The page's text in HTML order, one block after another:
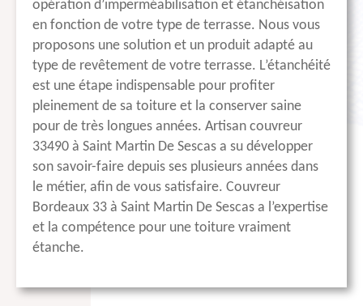
opération d’imperméabilisation et étanchéisation
en fonction de votre type de terrasse. Nous vous
proposons une solution et un produit adapté au
type de revêtement de votre terrasse. L’étanchéité
est une étape indispensable pour profiter
pleinement de sa toiture et la conserver saine
pour de très longues années. Artisan couvreur
33490 à Saint Martin De Sescas a su développer
son savoir-faire depuis ses plusieurs années dans
le métier, afin de vous satisfaire. Couvreur
Bordeaux 33 à Saint Martin De Sescas a l’expertise
et la compétence pour une toiture vraiment
étanche.